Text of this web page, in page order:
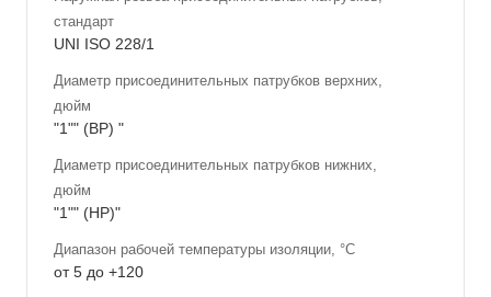
стандарт
UNI ISO 228/1
Диаметр присоединительных патрубков верхних,
дюйм
"1"" (ВР) "
Диаметр присоединительных патрубков нижних,
дюйм
"1"" (НР)"
Диапазон рабочей температуры изоляции, °С
от 5 до +120